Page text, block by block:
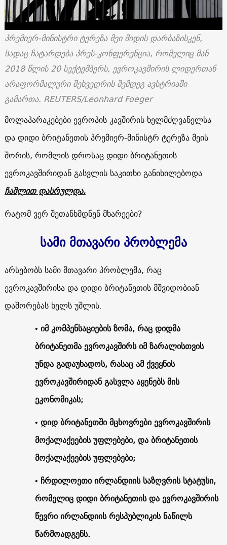
პრემიერ-მინისტრი ტერეზა მეი მიდის დარბაზისკენ,
სადაც ჩატარდება პრეს-კონფერენცია, რომელიც მან
2018 წლის 20 სექტემბერს, ევროკავშირის ლიდერთან
არაფორმალური შეხვედრის შემდეგ ავსტრიაში
გამართა. REUTERS/Leonhard Foeger
მოლაპარაკებები ევროპის კავშირის ხელმძღვანელსა
და დიდი ბრიტანეთის პრემიერ-მინისტრ ტერეზა მეის
შორის, რომლის დროსაც დიდი ბრიტანეთის
ევროკავშირიდან გასვლის საკითხი განიხილებოდა
ჩაშლით დასრულდა.
რატომ ვერ შეთანხმდნენ მხარეები?
სამი მთავარი პრობლემა
არსებობს სამი მთავარი პრობლემა, რაც
ევროკავშირისა და დიდი ბრიტანეთის მშვიდობიან
დაშორებას ხელს უშლის.
• იმ კომპენსაციების ზომა, რაც დიდმა
ბრიტანეთმა ევროკავშირს იმ ზარალისთვის
უნდა გადაუხადოს, რასაც ამ ქვეყნის
ევროკავშირიდან გასვლა აყენებს მის
ეკონომიკას;
• დიდ ბრიტანეთში მცხოვრები ევროკავშირის
მოქალაქეების უფლებები, და ბრიტანეთის
მოქალაქეების უფლებები;
• ჩრდილოეთი ირლანდიის საზღვრის სტატუსი,
რომელიც დიდი ბრიტანეთის და ევროკავშირის
წევრი ირლანდიის რესპუბლიკის ნაწილს
წარმოადგენს.